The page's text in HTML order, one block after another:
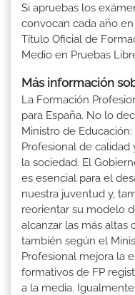
Si apruebas los
convocan cada año
Título Oficial de
Medio en Pruebas
Más información
La Formación
para España. No lo
Ministro de
Profesional de calidad
la sociedad. El
es esencial para el
nuestra juventud y,
reorientar su modelo
alcanzar las más altas
también según el
Profesional mejora la
formativos de FP
a la media.